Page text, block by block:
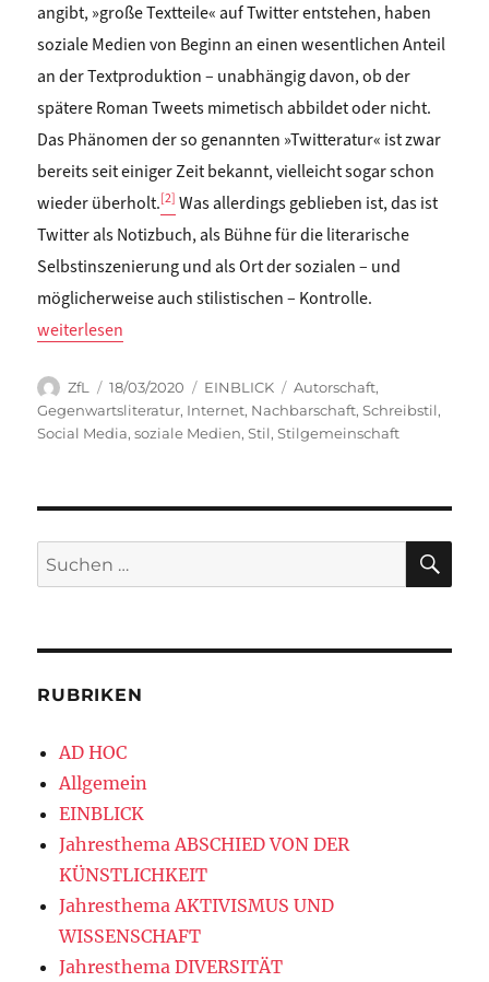
angibt, »große Textteile« auf Twitter entstehen, haben
soziale Medien von Beginn an einen wesentlichen Anteil
an der Textproduktion – unabhängig davon, ob der
spätere Roman Tweets mimetisch abbildet oder nicht.
Das Phänomen der so genannten »Twitteratur« ist zwar
bereits seit einiger Zeit bekannt, vielleicht sogar schon
wieder überholt.[2] Was allerdings geblieben ist, das ist
Twitter als Notizbuch, als Bühne für die literarische
Selbstinszenierung und als Ort der sozialen – und
möglicherweise auch stilistischen – Kontrolle.
„Pola Groß / Hanna Hamel: Neue Nachbarschaften? STIL UND
weiterlesen
Autor
ZfL
Veröffentlicht
am
18/03/2020 Kategorien
EINBLICK Schlagwörter
Autorschaft,
Gegenwartsliteratur, Internet, Nachbarschaft,Schreibstil,
Social Media,soziale Medien,Stil,Stilgemeinschaft
Suchen
nach:
RUBRIKEN
AD HOC
Allgemein
EINBLICK
Jahresthema ABSCHIED VON DER
KÜNSTLICHKEIT
Jahresthema AKTIVISMUS UND
WISSENSCHAFT
Jahresthema DIVERSITÄT